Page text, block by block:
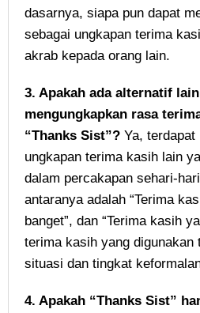
dasarnya, siapa pun dapat
sebagai ungkapan terima
akrab kepada orang lain.
3. Apakah ada alternatif
mengungkapkan rasa
“Thanks Sist”? Ya, terdapat
ungkapan terima kasih lain
dalam percakapan sehari-
antaranya adalah “Terima
banget”, dan “Terima kasih
terima kasih yang digunakan
situasi dan tingkat
4. Apakah “Thanks Sist”